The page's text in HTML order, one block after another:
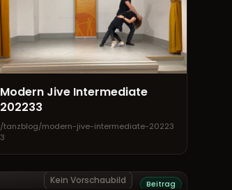
Modern Jive Intermediate
202233
/tanzblog/modern-jive-intermediate-20223
3
Kein Vorschaubild Beitrag